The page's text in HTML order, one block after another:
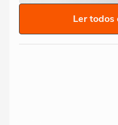
Ler todos